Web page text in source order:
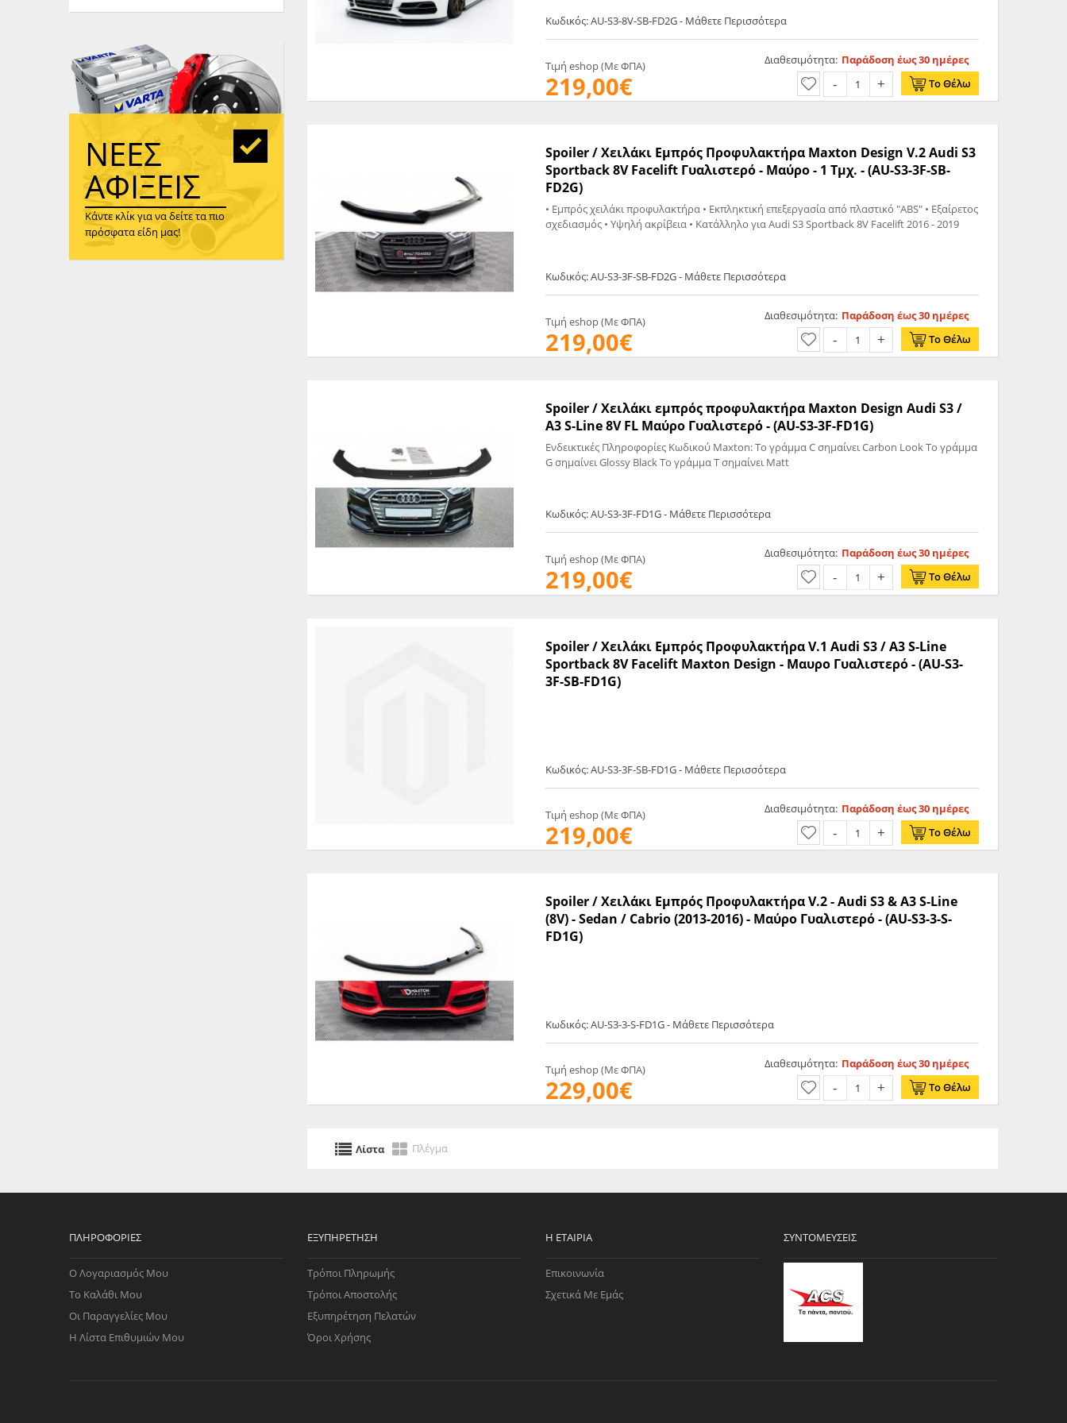
RENAULT
WASTEGATE
ΨΕΥΤΟΚΆΠΑΚΟΥ
ΒΆΣΕΙΣ ΜΗΧΑΝΉΣ
ΝΈΕΣ
ΑΦΊΞΕΙΣ
Κάντε κλίκ για να δείτε τα πιο
πρόσφατα είδη μας!
Κωδικός: AU-S3-8V-SB-FD2G - Μάθετε Περισσότερα
Τιμή eshop (Με ΦΠΑ)
219,00€
Διαθεσιμότητα: Παράδοση έως 30 ημέρες
Το Θέλω
Spoiler / Χειλάκι Εμπρός Προφυλακτήρα Maxton Design V.2 Audi S3
Sportback 8V Facelift Γυαλιστερό - Μαύρο - 1 Τμχ. - (AU-S3-3F-SB-
FD2G)
• Εμπρός χειλάκι προφυλακτήρα • Εκπληκτική επεξεργασία από πλαστικό "ABS" • Εξαίρετος
σχεδιασμός • Υψηλή ακρίβεια • Κατάλληλο για Audi S3 Sportback 8V Facelift 2016 - 2019
Κωδικός: AU-S3-3F-SB-FD2G - Μάθετε Περισσότερα
Τιμή eshop (Με ΦΠΑ)
219,00€
Διαθεσιμότητα: Παράδοση έως 30 ημέρες
Το Θέλω
Spoiler / Χειλάκι εμπρός προφυλακτήρα Maxton Design Audi S3 /
A3 S-Line 8V FL Μαύρο Γυαλιστερό - (AU-S3-3F-FD1G)
Ενδεικτικές Πληροφορίες Κωδικού Maxton: Το γράμμα C σημαίνει Carbon Look Το γράμμα
G σημαίνει Glossy Black Το γράμμα T σημαίνει Matt
Κωδικός: AU-S3-3F-FD1G - Μάθετε Περισσότερα
Τιμή eshop (Με ΦΠΑ)
219,00€
Διαθεσιμότητα: Παράδοση έως 30 ημέρες
Το Θέλω
Spoiler / Χειλάκι Εμπρός Προφυλακτήρα V.1 Audi S3 / A3 S-Line
Sportback 8V Facelift Maxton Design - Μαυρο Γυαλιστερό - (AU-S3-
3F-SB-FD1G)
Κωδικός: AU-S3-3F-SB-FD1G - Μάθετε Περισσότερα
Τιμή eshop (Με ΦΠΑ)
219,00€
Διαθεσιμότητα: Παράδοση έως 30 ημέρες
Το Θέλω
Spoiler / Χειλάκι Εμπρός Προφυλακτήρα V.2 - Audi S3 & A3 S-Line
(8V) - Sedan / Cabrio (2013-2016) - Μαύρο Γυαλιστερό - (AU-S3-3-S-
FD1G)
Κωδικός: AU-S3-3-S-FD1G - Μάθετε Περισσότερα
Τιμή eshop (Με ΦΠΑ)
229,00€
Διαθεσιμότητα: Παράδοση έως 30 ημέρες
Το Θέλω
Λίστα Πλέγμα
ΠΛΗΡΟΦΟΡΊΕΣ
Ο Λογαριασμός Μου
Το Καλάθι Μου
Οι Παραγγελίες Μου
Η Λίστα Επιθυμιών Μου
ΕΞΥΠΗΡΈΤΗΣΗ
Τρόποι Πληρωμής
Τρόποι Αποστολής
Εξυπηρέτηση Πελατών
Όροι Χρήσης
Η ΕΤΑΙΡΊΑ
Επικοινωνία
Σχετικά Με Εμάς
ΣΥΝΤΟΜΕΎΣΕΙΣ